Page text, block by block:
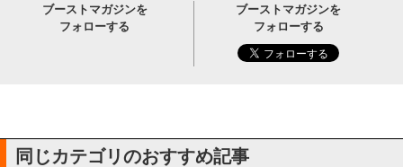
ブーストマガジンを
フォローする
ブーストマガジンを
フォローする
同じカテゴリのおすすめ記事